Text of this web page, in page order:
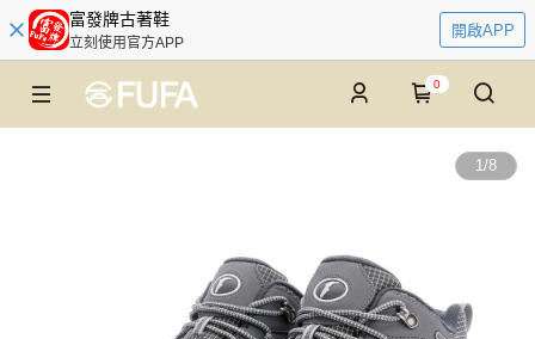
富發牌古著鞋
立刻使用官方APP
開啟APP
0
1/8